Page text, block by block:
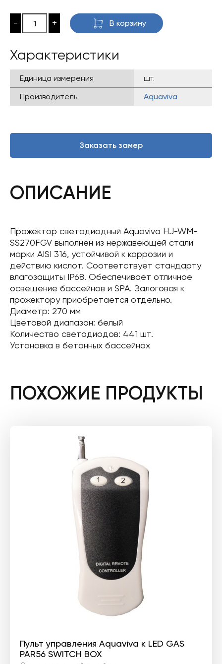
- + В корзину
Характеристики
Единица измерения
шт.
Производитель
Aquaviva
Заказать замер
ОПИСАНИЕ
Прожектор светодиодный Aquaviva HJ-WM-
SS270FGV выполнен из нержавеющей стали
марки AISI 316, устойчивой к коррозии и
действию кислот. Соответствует стандарту
влагозащиты IP68. Обеспечивает отличное
освещение бассейнов и SPA. Залоговая к
прожектору приобретается отдельно.
Диаметр: 270 мм
Цветовой диапазон: белый
Количество светодиодов: 441 шт.
Установка в бетонных бассейнах
ПОХОЖИЕ ПРОДУКТЫ
Пульт управления Aquaviva к LED GAS
PAR56 SWITCH BOX